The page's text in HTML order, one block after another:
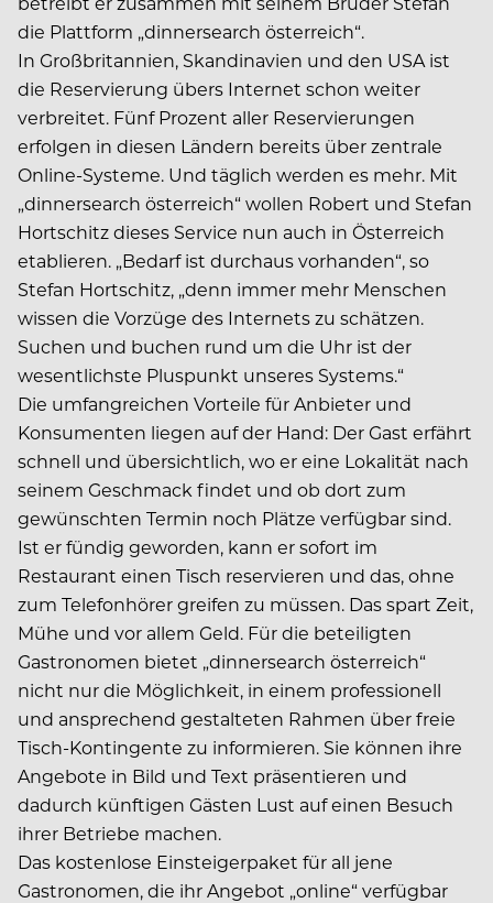
die Plattform „dinnersearch österreich“.
In Großbritannien, Skandinavien und den USA ist
die Reservierung übers Internet schon weiter
verbreitet. Fünf Prozent aller Reservierungen
erfolgen in diesen Ländern bereits über zentrale
Online-Systeme. Und täglich werden es mehr. Mit
„dinnersearch österreich“ wollen Robert und Stefan
Hortschitz dieses Service nun auch in Österreich
etablieren. „Bedarf ist durchaus vorhanden“, so
Stefan Hortschitz, „denn immer mehr Menschen
wissen die Vorzüge des Internets zu schätzen.
Suchen und buchen rund um die Uhr ist der
wesentlichste Pluspunkt unseres Systems.“
Die umfangreichen Vorteile für Anbieter und
Konsumenten liegen auf der Hand: Der Gast erfährt
schnell und übersichtlich, wo er eine Lokalität nach
seinem Geschmack findet und ob dort zum
gewünschten Termin noch Plätze verfügbar sind.
Ist er fündig geworden, kann er sofort im
Restaurant einen Tisch reservieren und das, ohne
zum Telefonhörer greifen zu müssen. Das spart Zeit,
Mühe und vor allem Geld. Für die beteiligten
Gastronomen bietet „dinnersearch österreich“
nicht nur die Möglichkeit, in einem professionell
und ansprechend gestalteten Rahmen über freie
Tisch-Kontingente zu informieren. Sie können ihre
Angebote in Bild und Text präsentieren und
dadurch künftigen Gästen Lust auf einen Besuch
ihrer Betriebe machen.
Das kostenlose Einsteigerpaket für all jene
Gastronomen, die ihr Angebot „online“ verfügbar